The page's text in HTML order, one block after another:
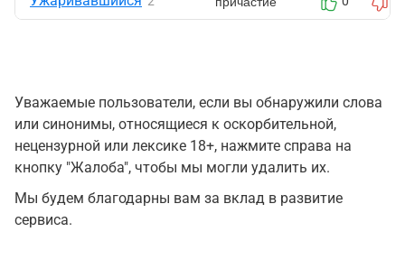
Уважаемые пользователи, если вы обнаружили слова
или синонимы, относящиеся к оскорбительной,
нецензурной или лексике 18+, нажмите справа на
кнопку "Жалоба", чтобы мы могли удалить их.
Мы будем благодарны вам за вклад в развитие
сервиса.